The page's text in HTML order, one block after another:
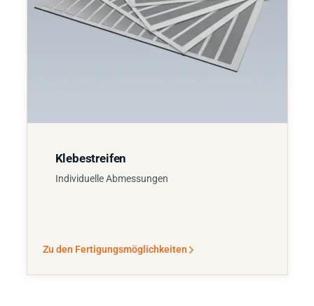
Klebestreifen
Individuelle Abmessungen
Zu den Fertigungsmöglichkeiten